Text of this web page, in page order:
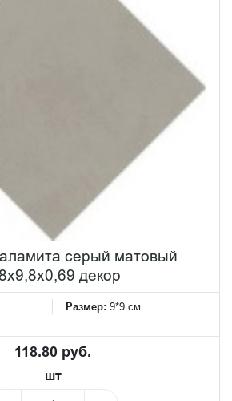
серый матовый
декор
Размер: 9*9 см
118.80 руб.
шт